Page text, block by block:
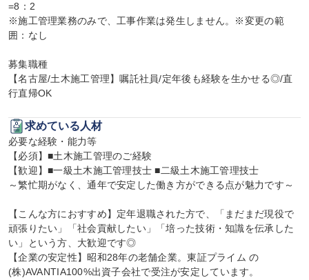
=8：2
※施工管理業務のみで、工事作業は発生しません。※変更の範
囲：なし
募集職種
【名古屋/土木施工管理】嘱託社員/定年後も経験を生かせる◎/直
行直帰OK
求めている人材
必要な経験・能力等
【必須】■土木施工管理のご経験
【歓迎】■一級土木施工管理技士 ■二級土木施工管理技士
～繁忙期がなく、通年で安定した働き方ができる点が魅力です～
【こんな方におすすめ】定年退職された方で、「まだまだ現役で
頑張りたい」「社会貢献したい」「培った技術・知識を伝承した
い」という方、大歓迎です◎
【企業の安定性】昭和28年の老舗企業。東証プライム の
(株)AVANTIA100%出資子会社で受注が安定しています。